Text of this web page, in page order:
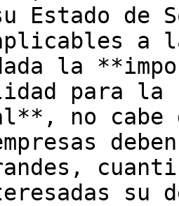
Estado de
a
la
para la
no cabe
su